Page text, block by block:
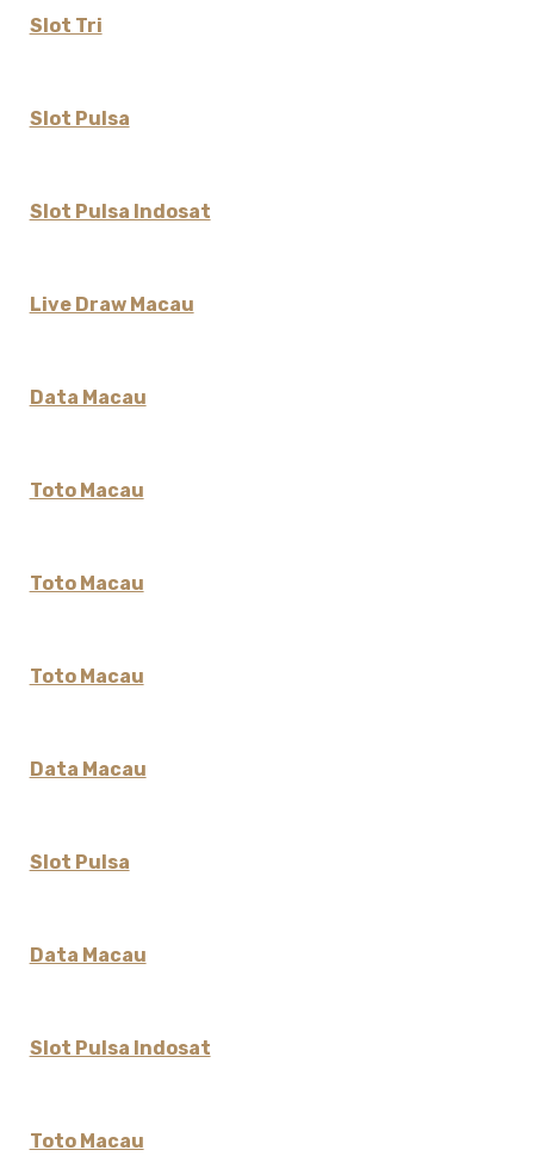
Slot Tri
Slot Pulsa
Slot Pulsa Indosat
Live Draw Macau
Data Macau
Toto Macau
Toto Macau
Toto Macau
Data Macau
Slot Pulsa
Data Macau
Slot Pulsa Indosat
Toto Macau